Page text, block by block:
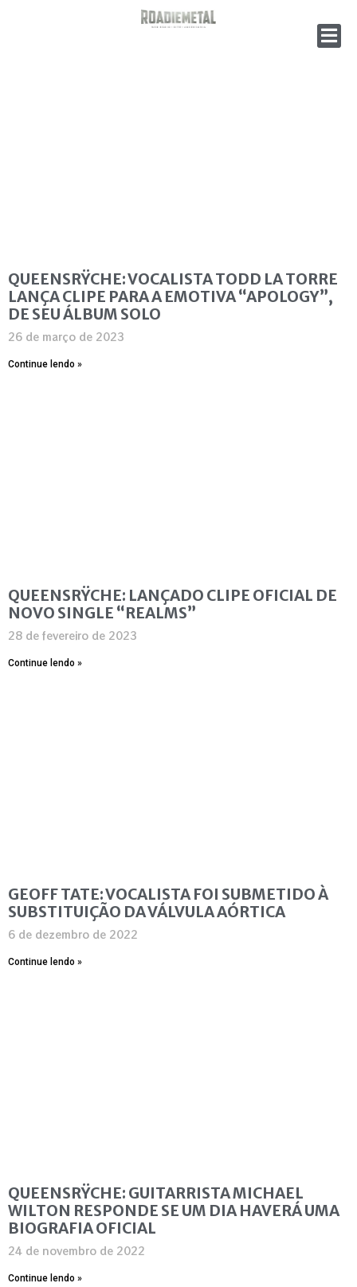
QUEENSRŸCHE: VOCALISTA TODD LA TORRE
LANÇA CLIPE PARA A EMOTIVA “APOLOGY”,
DE SEU ÁLBUM SOLO
26 de março de 2023
Continue lendo »
QUEENSRŸCHE: LANÇADO CLIPE OFICIAL DE
NOVO SINGLE “REALMS”
28 de fevereiro de 2023
Continue lendo »
GEOFF TATE: VOCALISTA FOI SUBMETIDO À
SUBSTITUIÇÃO DA VÁLVULA AÓRTICA
6 de dezembro de 2022
Continue lendo »
QUEENSRŸCHE: GUITARRISTA MICHAEL
WILTON RESPONDE SE UM DIA HAVERÁ UMA
BIOGRAFIA OFICIAL
24 de novembro de 2022
Continue lendo »